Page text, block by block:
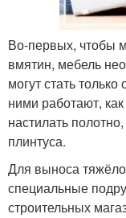
Во-первых, чтобы
вмятин, мебель
могут стать
ними работают,
настилать
плинтуса.
Для выноса
специальные
строительных